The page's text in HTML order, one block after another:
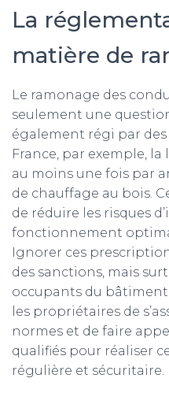
La
matière de
Le ramonage des
seulement une
également régi par
France, par exemple,
au moins une fois par
de chauffage au bois.
de réduire les risques
fonctionnement
Ignorer ces
des sanctions, mais
occupants du
les propriétaires de
normes et de faire
qualifiés pour réaliser
régulière et sécuritaire.